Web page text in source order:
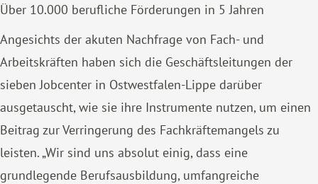
Über 10.000 berufliche Förderungen in 5 Jahren
Angesichts der akuten Nachfrage von Fach- und
Arbeitskräften haben sich die Geschäftsleitungen der
sieben Jobcenter in Ostwestfalen-Lippe darüber
ausgetauscht, wie sie ihre Instrumente nutzen, um einen
Beitrag zur Verringerung des Fachkräftemangels zu
leisten. „Wir sind uns absolut einig, dass eine
grundlegende Berufsausbildung, umfangreiche